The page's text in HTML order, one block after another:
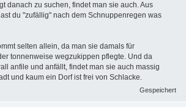
danach zu suchen, findet man sie auch. Aus
du "zufällig" nach dem Schnuppenregen was
selten allein, da man sie damals für
tonnenweise wegzukippen pflegte. Und da
anfile und anfällt, findet man sie auch massig
und kaum ein Dorf ist frei von Schlacke.
Gespeichert